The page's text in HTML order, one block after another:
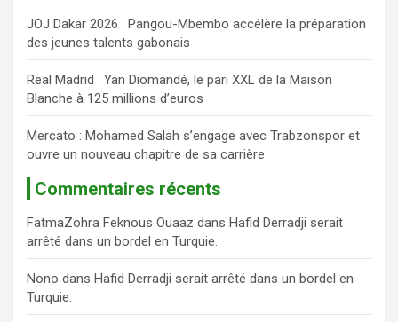
JOJ Dakar 2026 : Pangou-Mbembo accélère la préparation
des jeunes talents gabonais
Real Madrid : Yan Diomandé, le pari XXL de la Maison
Blanche à 125 millions d’euros
Mercato : Mohamed Salah s’engage avec Trabzonspor et
ouvre un nouveau chapitre de sa carrière
Commentaires récents
FatmaZohra Feknous Ouaaz dans Hafid Derradji serait
arrêté dans un bordel en Turquie.
Nono dans Hafid Derradji serait arrêté dans un bordel en
Turquie.